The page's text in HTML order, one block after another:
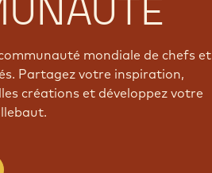
mondiale de chefs et
Partagez votre inspiration,
créations et développez votre